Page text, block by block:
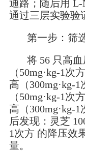
通路；随后用 L-
通过三层实验验
第一步：筛
将 56 只高
（50mg·kg-1次
高（300mg·kg-
（50mg·kg-1次
高（300mg·kg-
后发现：灵芝
1次方 的降压效
量。